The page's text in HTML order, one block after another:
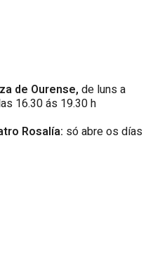
de Ourense, de luns a
16.30 ás 19.30 h
Rosalía: só abre os días